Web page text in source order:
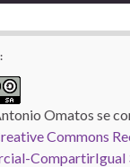
Omatos se
Commons
CompartirIgual